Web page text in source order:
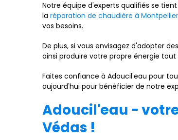
Notre équipe d'experts qualifiés se
la réparation de chaudière à Montpellier
vos besoins.
De plus, si vous envisagez d'adopter
ainsi produire votre propre énergie
Faites confiance à Adoucil'eau pour
aujourd'hui pour bénéficier de notre
Adoucil'eau -
Védas !